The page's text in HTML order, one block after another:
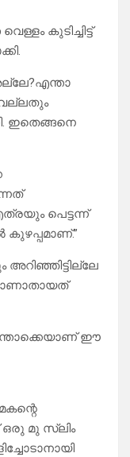
കുടിച്ചിട്ട്
വല്ലതും
ഇതെങ്ങനെ
പെട്ടന്ന്
കുഴപ്പമാണ്.”
ഈ
മു സ്ലിം